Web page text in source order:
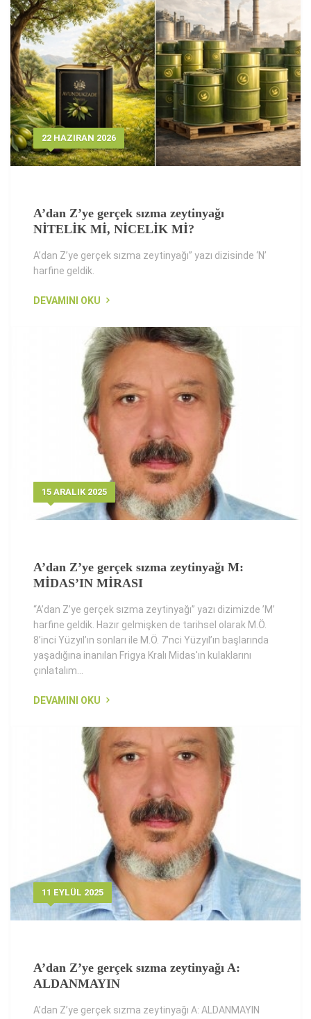
22 HAZIRAN 2026
A’dan Z’ye gerçek sızma zeytinyağı
NİTELİK Mİ, NİCELİK Mİ?
A’dan Z’ye gerçek sızma zeytinyağı” yazı dizisinde ‘N’
harfine geldik.
DEVAMINI OKU
15 ARALIK 2025
A’dan Z’ye gerçek sızma zeytinyağı M:
MİDAS’IN MİRASI
“A’dan Z’ye gerçek sızma zeytinyağı” yazı dizimizde ’M’
harfine geldik. Hazır gelmişken de tarihsel olarak M.Ö.
8’inci Yüzyıl’ın sonları ile M.Ö. 7’nci Yüzyıl’ın başlarında
yaşadığına inanılan Frigya Kralı Midas'ın kulaklarını
çınlatalım…
DEVAMINI OKU
11 EYLÜL 2025
A’dan Z’ye gerçek sızma zeytinyağı A:
ALDANMAYIN
A’dan Z’ye gerçek sızma zeytinyağı A: ALDANMAYIN